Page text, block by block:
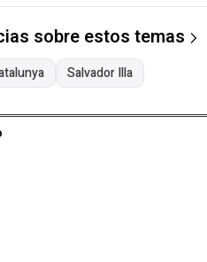
sobre estos temas
Salvador Illa